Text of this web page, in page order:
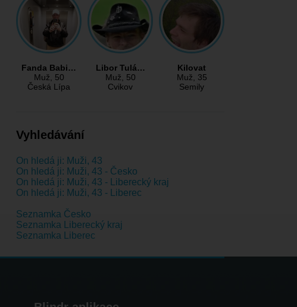
Fanda Babi…
Muž, 50
Česká Lípa
Libor Tulá…
Muž, 50
Cvikov
Kilovat
Muž, 35
Semily
Vyhledávání
On hledá ji: Muži, 43
On hledá ji: Muži, 43 - Česko
On hledá ji: Muži, 43 - Liberecký kraj
On hledá ji: Muži, 43 - Liberec
Seznamka Česko
Seznamka Liberecký kraj
Seznamka Liberec